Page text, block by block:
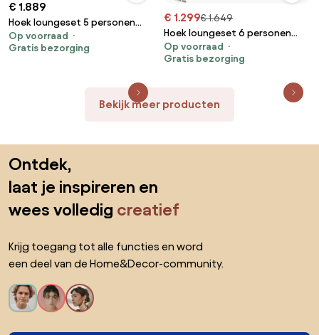
€ 1.889
Hoek loungeset 5 personen
Aluminium Wit Santika Furniture
Santika Jaya
Op voorraad
Gratis bezorging
€ 1.299€ 1.649
Hoek loungeset 6 personen
Aluminium Grijs Santika
Furniture Santika Cinta
Op voorraad
Gratis bezorging
Bekijk meer producten
Ontdek,
laat je inspireren en
wees volledig creatief
Krijg toegang tot alle functies en word
een deel van de Home&Decor-community.